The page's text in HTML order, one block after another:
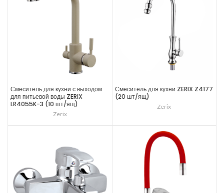
Смеситель для кухни с выходом
для питьевой воды ZERIX
LR4055K-3 (10 шт/ящ)
Zerix
Смеситель для кухни ZERIX Z4177
(20 шт/ящ)
Zerix